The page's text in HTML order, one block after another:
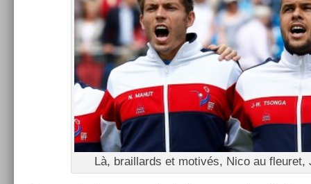
Là, brail­lards et motivés, Nico au fleuret,